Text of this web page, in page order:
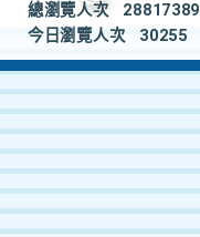
總瀏覽人次
28817389
今日瀏覽人次
30255